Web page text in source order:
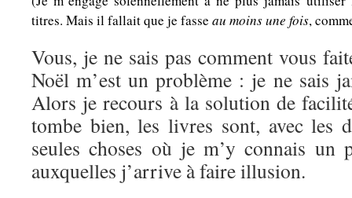
titres. Mais il fallait que je fasse au moins une fois,
Vous, je ne sais pas comment vous
Noël m’est un problème : je ne sais
Alors je recours à la solution de
tombe bien, les livres sont, avec les
seules choses où je m’y connais un
auxquelles j’arrive à faire illusion.